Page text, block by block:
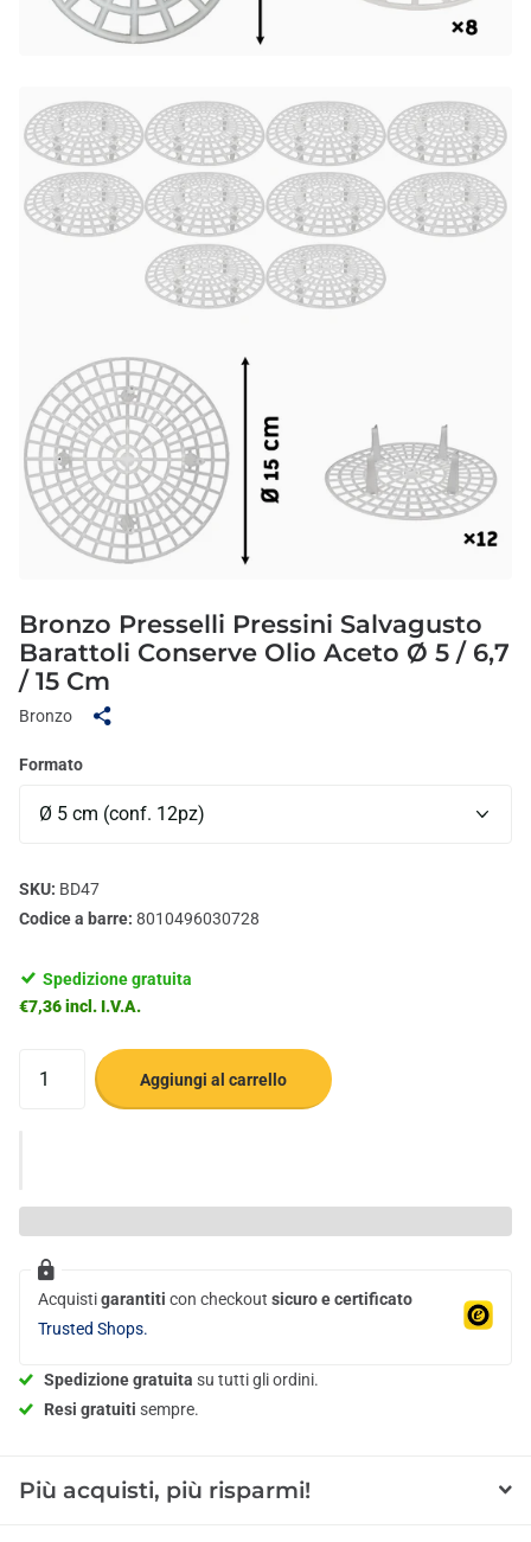
Bronzo Presselli Pressini Salvagusto
Barattoli Conserve Olio Aceto Ø 5 / 6,7
/ 15 Cm
Bronzo
Formato
SKU: BD47
Codice a barre: 8010496030728
Spedizione gratuita
€7,36 incl. I.V.A.
Aggiungi al carrello
Acquistigarantiti con checkout sicuro e certificato
Trusted Shops.
Spedizione gratuita su tutti gli ordini.
Resi gratuiti sempre.
Più acquisti, più risparmi!